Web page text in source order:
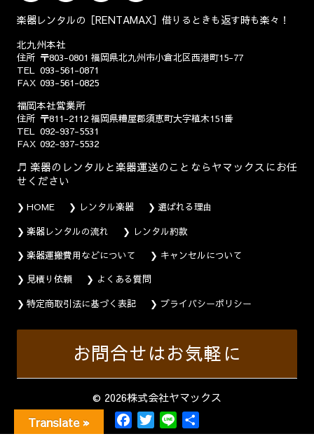
楽器レンタルの［RENTAMAX］借りるときも返す時も楽々！
北九州本社
住所 〒803-0801 福岡県北九州市小倉北区西港町15-77
TEL 093-561-0871
FAX 093-561-0825
福岡本社営業所
住所 〒811-2112 福岡県糟屋郡須恵町大字植木151番
TEL 092-937-5531
FAX 092-937-5532
楽器のレンタルと楽器運送のことならヤマックスにお任
せください
HOME レンタル楽器
選ばれる理由
楽器レンタルの流れ
レンタル約款
楽器運搬費用などについて
キャンセルについて
見積り依頼
よくある質問
特定商取引法に基づく表記
プライバシーポリシー
お問合せはお気軽に
© 2026株式会社ヤマックス
F
a
T
w
L
Translate »